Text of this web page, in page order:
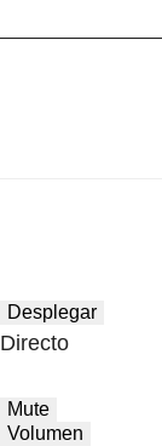
Desplegar
Directo
Mute
Volumen